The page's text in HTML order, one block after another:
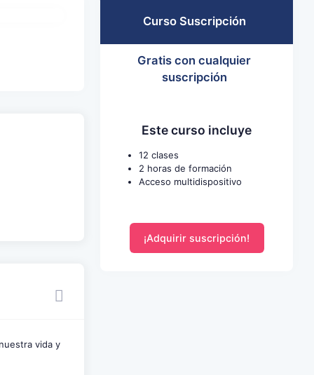
vida y
Curso Suscripción
Gratis con cualquier
suscripción
Este curso incluye
12 clases
2 horas de formación
Acceso multidispositivo
¡Adquirir suscripción!